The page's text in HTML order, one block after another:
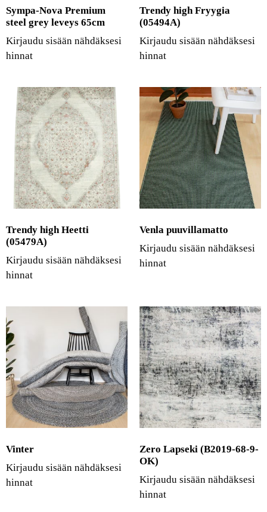
Sympa-Nova Premium
steel grey leveys 65cm
Kirjaudu sisään nähdäksesi
hinnat
Trendy high Fryygia
(05494A)
Kirjaudu sisään nähdäksesi
hinnat
Trendy high Heetti
(05479A)
Kirjaudu sisään nähdäksesi
hinnat
Venla puuvillamatto
Kirjaudu sisään nähdäksesi
hinnat
Vinter
Kirjaudu sisään nähdäksesi
hinnat
Zero Lapseki (B2019-68-9-
OK)
Kirjaudu sisään nähdäksesi
hinnat